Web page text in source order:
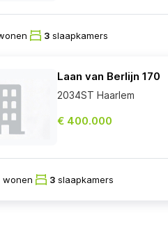
3 slaapkamers
Laan van Berlijn 170
2034ST Haarlem
€ 400.000
wonen 3 slaapkamers